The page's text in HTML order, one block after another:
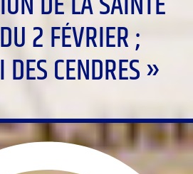
2 FÉVRIER ;
DES CENDRES »